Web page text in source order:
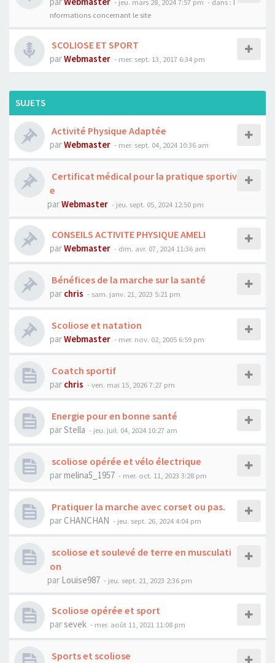
nformations concernant le site
SCOLIOSE ET SPORT
parWebmaster - mer. sept. 13, 2017 6:34 pm
SUJETS
Activité Physique Adaptée
parWebmaster - mer. sept. 04, 2024 10:36 am
Certificat médical pour la pratique sportiv
e
parWebmaster - jeu. sept. 05, 2024 12:50 pm
CONSEILS ACTIVITE PHYSIQUE AMELI
parWebmaster - dim. avr. 07, 2024 11:36 am
Bénéfices de la marche sur la santé
par chris - sam. janv. 21, 2023 5:21 pm
Scoliose et natation
parWebmaster - mer. nov. 02, 2005 6:59 pm
Coatch sportif
par chris - ven. mai 15, 2026 7:27 pm
Energie pour en bonne santé
parStella - jeu. juil. 04, 2024 10:27 am
scoliose opérée et vélo électrique
parmelina5_1957 - mer. oct. 11, 2023 3:28 pm
Pratiquer la marche avec corset ou pas.
parCHANCHAN - jeu. sept. 26, 2024 4:04 pm
scoliose et soulevé de terre en musculati
on
par Louise987 - jeu. sept. 21, 2023 2:36 pm
Scoliose opérée et sport
parsevek - mer. août 11, 2021 11:08 pm
Sports et scoliose